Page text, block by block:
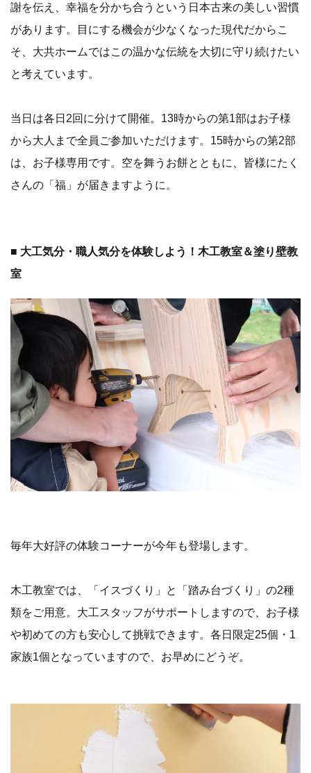
謝を伝え、幸福を分かち合うという日本古来の美しい習慣
があります。目にする機会が少なくなった現代だからこ
そ、大共ホームではこの温かな伝統を大切に守り続けたい
と考えています。
当日は各日2回に分けて開催。13時からの第1部はお子様
から大人まで全員ご参加いただけます。15時からの第2部
は、お子様専用です。空を舞うお餅とともに、皆様にたく
さんの「福」が届きますように。
■ 大工気分・職人気分を体験しよう！木工教室＆塗り壁教
室
毎年大好評の体験コーナーが今年も登場します。
木工教室では、「イスづくり」と「踏み台づくり」の2種
類をご用意。大工スタッフがサポートしますので、お子様
や初めての方も安心して挑戦できます。各日限定25個・1
家族1個となっていますので、お早めにどうぞ。